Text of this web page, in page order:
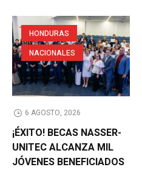
HONDURAS
NACIONALES
6 AGOSTO, 2026
¡ÉXITO! BECAS NASSER-
UNITEC ALCANZA MIL
JÓVENES BENEFICIADOS